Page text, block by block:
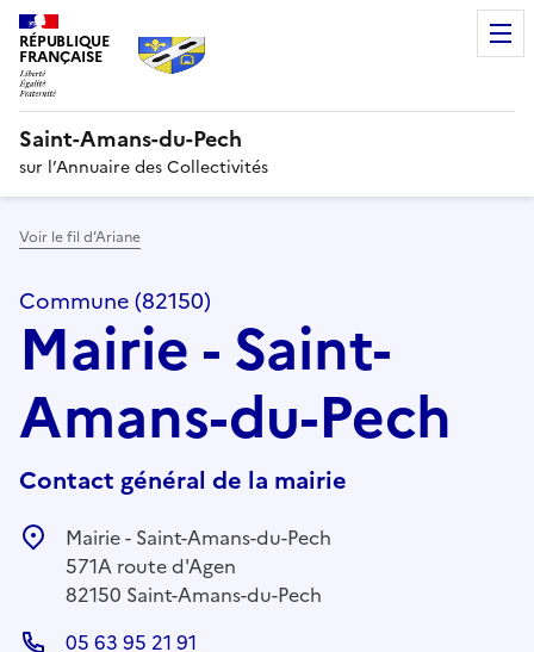
RÉPUBLIQUE
FRANÇAISE
Saint-Amans-du-Pech
sur l’Annuaire des Collectivités
Voir le fil d’Ariane
Commune (82150)
Mairie - Saint-
Amans-du-Pech
Contact général de la mairie
Mairie - Saint-Amans-du-Pech
571A route d'Agen
82150 Saint-Amans-du-Pech
05 63 95 21 91